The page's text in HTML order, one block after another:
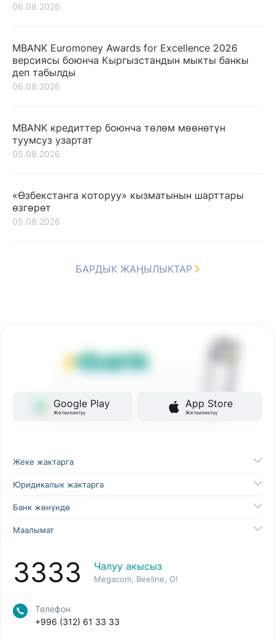
06.08.2026
MBANK Euromoney Awards for Excellence 2026
версиясы боюнча Кыргызстандын мыкты банкы
деп табылды
06.08.2026
MBANK кредиттер боюнча төлөм мөөнөтүн
туумсуз узартат
05.08.2026
«Өзбекстанга которуу» кызматынын шарттары
өзгөрөт
05.08.2026
БАРДЫК ЖАҢЫЛЫКТАР
Google Play
Жеткиликтүү
App Store
Жеткиликтүү
Жеке жактарга
Юридикалык жактарга
Банк жөнүндө
Маалымат
3333 Чалуу акысыз
Megacom, Beeline, O!
Телефон
+996 (312) 61 33 33